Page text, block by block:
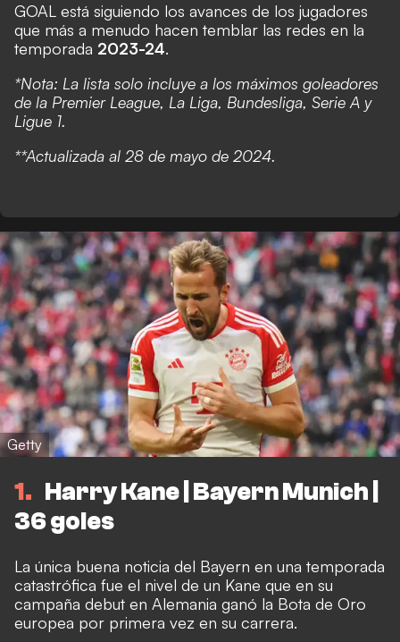
GOAL está siguiendo los avances de los jugadores
que más a menudo hacen temblar las redes en la
temporada 2023-24.
*Nota: La lista solo incluye a los máximos goleadores
de la Premier League, La Liga, Bundesliga, Serie A y
Ligue 1.
**Actualizada al 28 de mayo de 2024.
Getty
1
Harry Kane | Bayern Munich |
36 goles
La única buena noticia del Bayern en una temporada
catastrófica fue el nivel de un Kane que en su
campaña debut en Alemania ganó la Bota de Oro
europea por primera vez en su carrera.